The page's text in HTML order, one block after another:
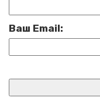
Ваш Email: